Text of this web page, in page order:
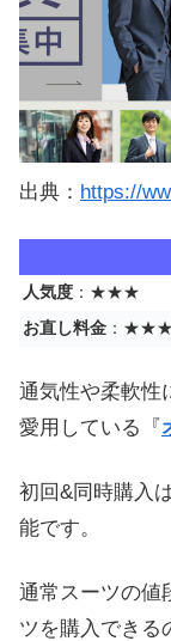
出典： https://
人気度 ：★★★
お直し料金 ：★★★
通気性や柔軟性
愛用している『
初回&同時購入
能です。
通常スーツの値
ツを購入できる